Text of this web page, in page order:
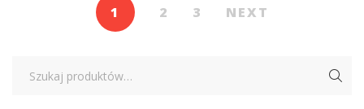
1 2 3 NEXT